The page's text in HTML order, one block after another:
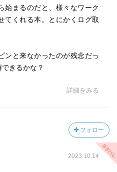
始まるのだと、様々なワーク
てくれる本。とにかくログ取
ンと来なかったのが残念だっ
きるかな？
詳細をみる
フォロー
2023.10.14